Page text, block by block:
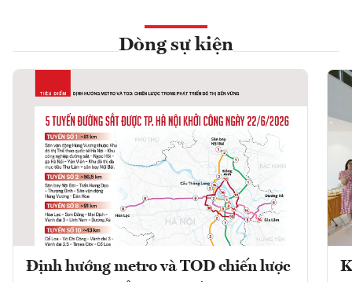
Dòng sự kiện
Định hướng metro và TOD chiến lược